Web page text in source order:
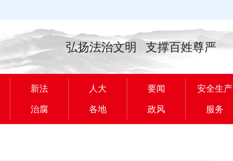
弘扬法治文明 支撑百姓尊严
新法 人大 要闻 安全生产
治腐 各地 政风 服务